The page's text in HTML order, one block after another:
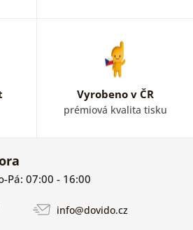
Vyrobeno v ČR
prémiová kvalita tisku
Pá: 07:00 - 16:00
info@dovido.cz